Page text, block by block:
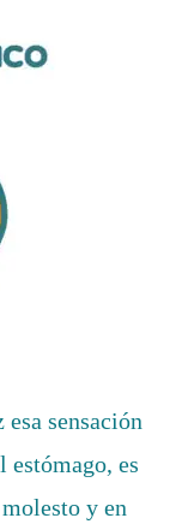
sensación
estómago, es
y en